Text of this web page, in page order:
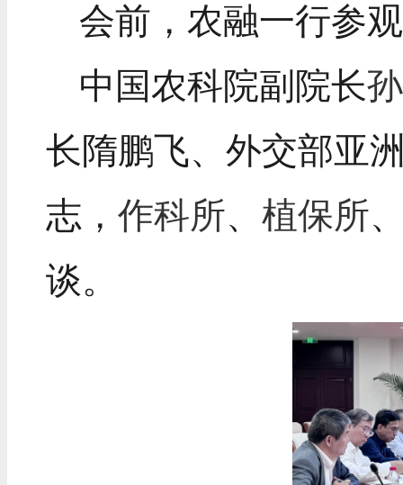
会前，农融一行参
中国农科院副院长
长隋鹏飞、外交部亚
志， 作科所、 植保所
谈。